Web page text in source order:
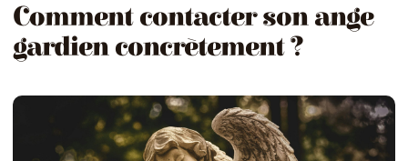
Comment contacter son ange
gardien concrètement ?